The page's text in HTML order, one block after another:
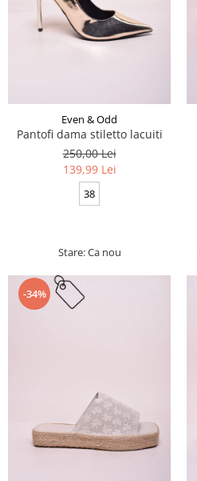
Even & Odd
Pantofi dama stiletto lacuiti
250,00 Lei
139,99 Lei
38
Stare: Ca nou
-34%